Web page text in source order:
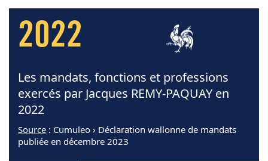
2022
Les mandats, fonctions et professions
exercés par Jacques REMY-PAQUAY en
2022
Source : Cumuleo › Déclaration wallonne de mandats
publiée en décembre 2023